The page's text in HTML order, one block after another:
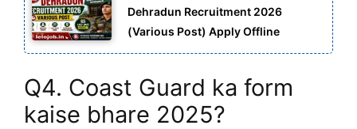
Dehradun Recruitment 2026
(Various Post) Apply Offline
Q4. Coast Guard ka form
kaise bhare 2025?